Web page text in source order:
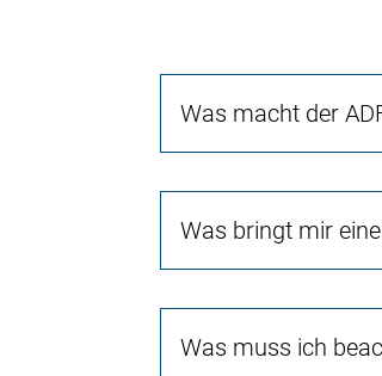
Was macht der
Was bringt mir
Was muss ich